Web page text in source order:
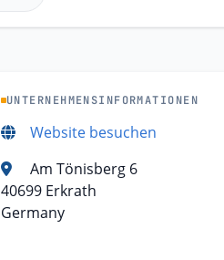
UNTERNEHMENSINFORMATIONEN
Website besuchen
Am Tönisberg 6
40699 Erkrath
Germany